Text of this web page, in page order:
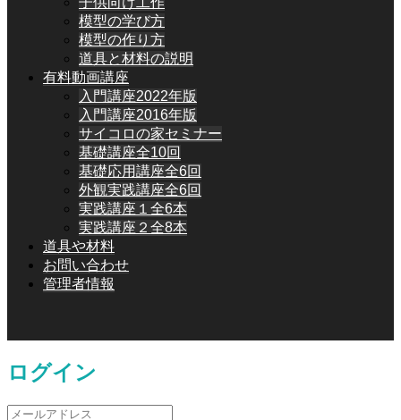
模型の学び方
模型の作り方
道具と材料の説明
有料動画講座
入門講座2022年版
入門講座2016年版
サイコロの家セミナー
基礎講座全10回
基礎応用講座全6回
外観実践講座全6回
実践講座１全6本
実践講座２全8本
道具や材料
お問い合わせ
管理者情報
ログイン